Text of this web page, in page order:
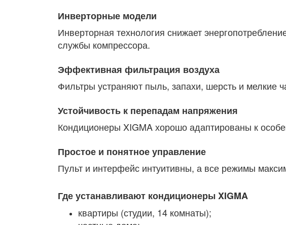
Инверторные модели
Инверторная технология снижает
службы компрессора.
Эффективная фильтрация воздуха
Фильтры устраняют пыль, запахи, шерсть и мелкие
Устойчивость к перепадам напряжения
Кондиционеры XIGMA хорошо адаптированы к
Простое и понятное управление
Пульт и интерфейс интуитивны, а все режимы
Где устанавливают кондиционеры XIGMA
квартиры (студии, 14 комнаты);